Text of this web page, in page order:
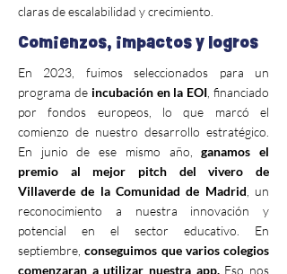
claras de escalabilidad y crecimiento.
Comienzos, impactos y logros
En 2023, fuimos seleccionados para un
programa deincubación en la EOI , financiado
por fondos europeos, lo que marcó el
comienzo de nuestro desarrollo estratégico.
En junio de ese mismo año,ganamos el
premio al mejor pitch del vivero de
Villaverde de la Comunidad de Madrid , un
reconocimiento a nuestra innovación y
potencial en el sector educativo. En
septiembre,conseguimos que varios colegios
comenzaran a utilizar nuestra app.Eso nos